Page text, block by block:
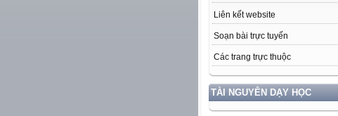
Liên kết website
Soạn bài trực tuyến
Các trang trực thuộc
TÀI NGUYÊN DẠY HỌC